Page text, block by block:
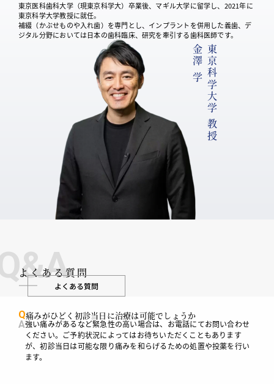
東京科学大学 教授
金澤 学
東京医科歯科大学（現東京科学大）卒業後、マギル大学に留学し、2021年に
東京科学大学教授に就任。
補綴（かぶせものや入れ歯）を専門とし、インプラントを併用した義歯、デ
ジタル分野においては日本の歯科臨床、研究を牽引する歯科医師です。
よくある質問
よくある質問
Q痛みがひどく初診当日に治療は可能でしょうか
A強い痛みがあるなど緊急性の高い場合は、お電話にてお問い合わせ
ください。ご予約状況によってはお待ちいただくこともあります
が、初診当日は可能な限り痛みを和らげるための処置や投薬を行い
ます。